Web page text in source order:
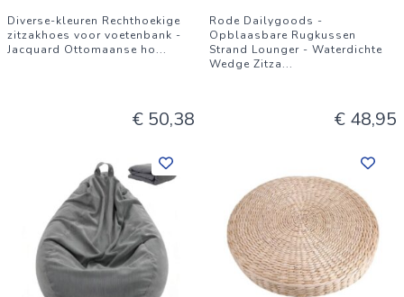
Diverse-kleuren Rechthoekige
zitzakhoes voor voetenbank -
Jacquard Ottomaanse ho...
€ 50,38
Rode Dailygoods -
Opblaasbare Rugkussen
Strand Lounger - Waterdichte
Wedge Zitza...
€ 48,95